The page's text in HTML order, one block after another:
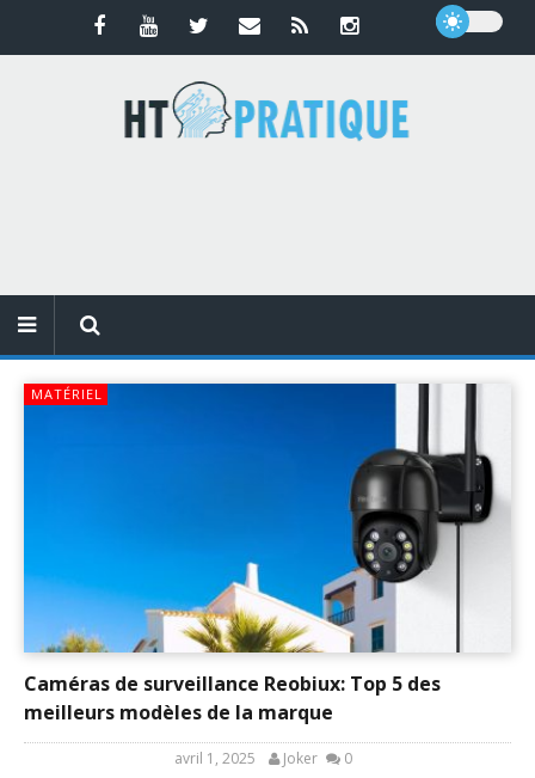
MATÉRIEL
Caméras de surveillance Reobiux: Top 5 des
meilleurs modèles de la marque
avril 1, 2025 Joker 0